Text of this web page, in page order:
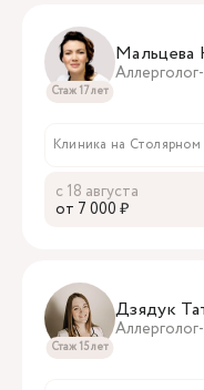
Стаж 17 лет
Мальцева
Клиника на Столярном
с 18 августа
oт 7 000 ₽
Стаж 15 лет
Дзядук